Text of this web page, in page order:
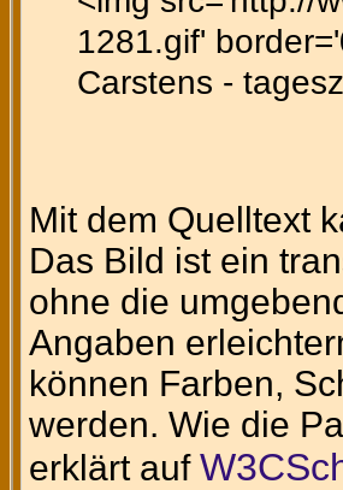
1281.gif'
Carstens -
Mit dem Quelltext
Das Bild ist ein
ohne die
Angaben
können Farben,
werden. Wie die
erklärt auf